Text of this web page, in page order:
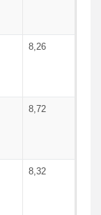
8,26
8,72
8,32